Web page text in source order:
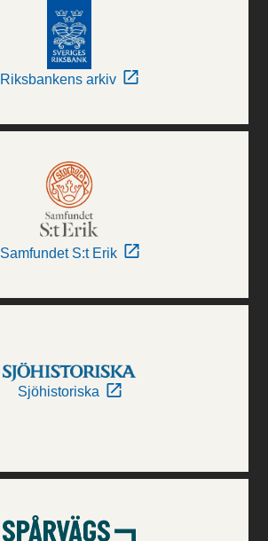
Riksbankens arkiv
Samfundet S:t Erik
Sjöhistoriska